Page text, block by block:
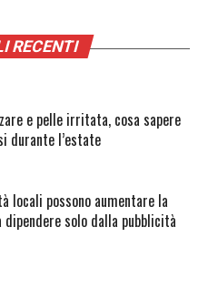
RECENTI
e pelle irritata, cosa sapere
durante l’estate
locali possono aumentare la
solo dalla pubblicità